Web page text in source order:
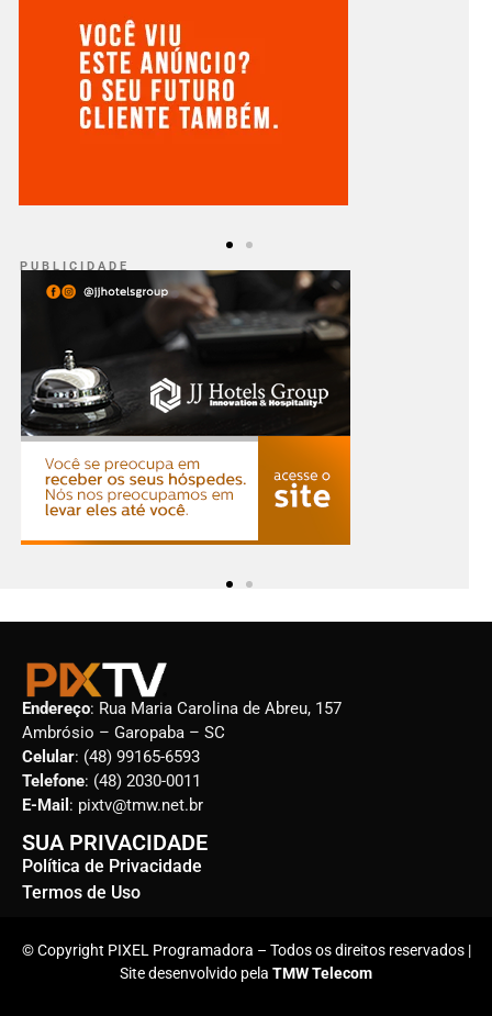
P U B L I C I D A D E
Endereço: Rua Maria Carolina de Abreu, 157
Ambrósio – Garopaba – SC
Celular: (48) 99165-6593
Telefone: (48) 2030-0011
E-Mail : pixtv@tmw.net.br
SUA PRIVACIDADE
Política de Privacidade
Termos de Uso
© Copyright PIXEL Programadora – Todos os direitos reservados |
Site desenvolvido pela TMW Telecom